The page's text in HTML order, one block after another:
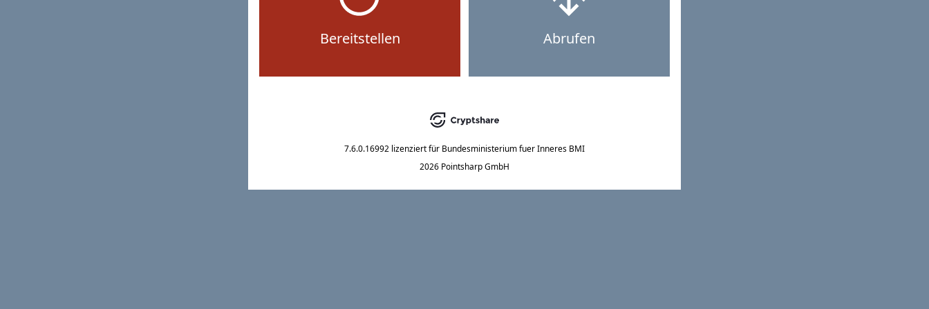
Bereitstellen Abrufen
7.6.0.16992 lizenziert für Bundesministerium fuer Inneres BMI
2026 Pointsharp GmbH